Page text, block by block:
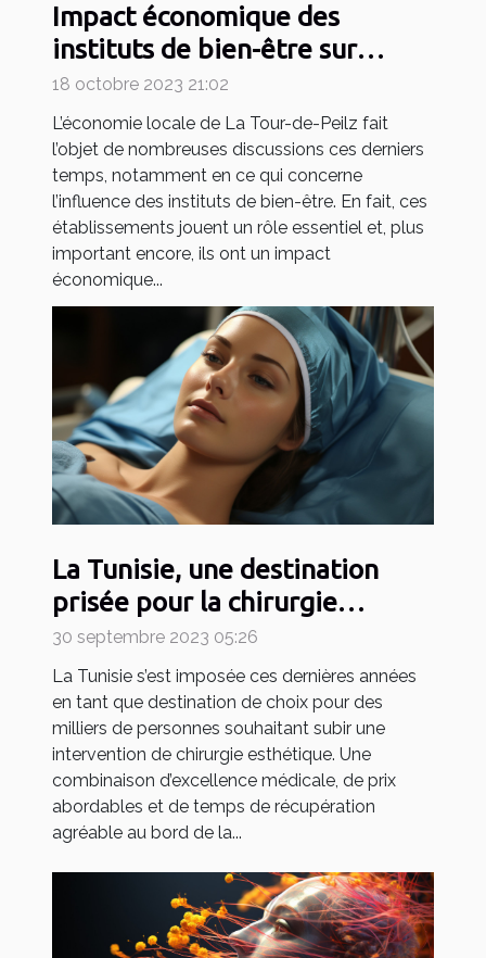
Impact économique des
instituts de bien-être sur
l'économie locale de La Tour-
de-Peilz
18 octobre 2023 21:02
L’économie locale de La Tour-de-Peilz fait
l’objet de nombreuses discussions ces derniers
temps, notamment en ce qui concerne
l’influence des instituts de bien-être. En fait, ces
établissements jouent un rôle essentiel et, plus
important encore, ils ont un impact
économique...
La Tunisie, une destination
prisée pour la chirurgie
esthétique
30 septembre 2023 05:26
La Tunisie s’est imposée ces dernières années
en tant que destination de choix pour des
milliers de personnes souhaitant subir une
intervention de chirurgie esthétique. Une
combinaison d’excellence médicale, de prix
abordables et de temps de récupération
agréable au bord de la...